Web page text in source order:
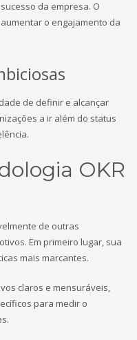
da empresa. O
o engajamento da
de definir e alcançar
a ir além do status
OKR
de outras
Em primeiro lugar, sua
mais marcantes.
claros e mensuráveis,
para medir o